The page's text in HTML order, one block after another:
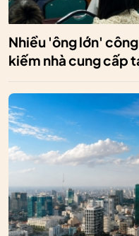
Nhiều 'ông lớn'
kiếm nhà cung cấp